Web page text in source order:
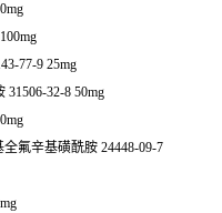
77-9 25mg
31506-32-8 50mg
氟辛基磺酰胺 24448-09-7